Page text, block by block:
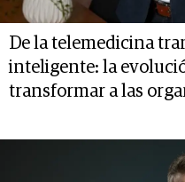
De la telemedicina
inteligente: la
transformar a las